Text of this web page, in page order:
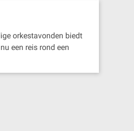
orkestavonden biedt
een reis rond een